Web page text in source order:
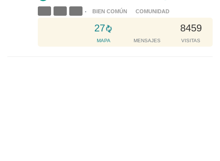
• BIEN COMÚN COMUNIDAD
27
a
MAPA MENSAJES
8459
VISITAS